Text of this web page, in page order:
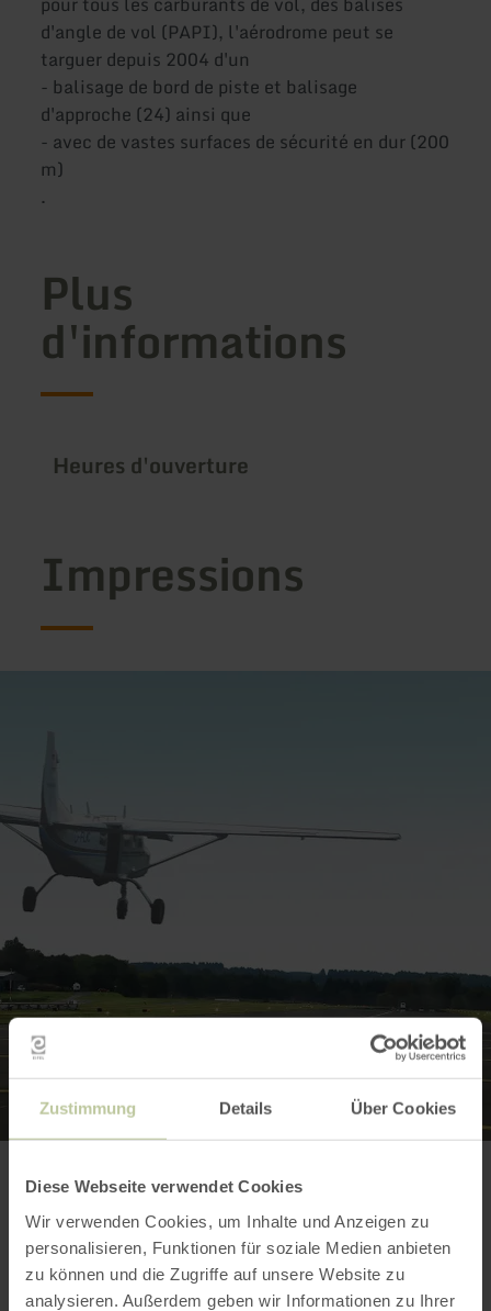
Zustimmung Details Über Cookies
Diese Webseite verwendet Cookies
Wir verwenden Cookies, um Inhalte und Anzeigen zu
personalisieren, Funktionen für soziale Medien anbieten
zu können und die Zugriffe auf unsere Website zu
analysieren. Außerdem geben wir Informationen zu Ihrer
d'angle de vol (PAPI), l'aérodrome peut se
targuer depuis 2004 d'un
- balisage de bord de piste et balisage
d'approche (24) ainsi que
- avec de vastes surfaces de sécurité en dur (200
m)
.
Plus
d'informations
Heures d'ouverture
Impressions
Contact